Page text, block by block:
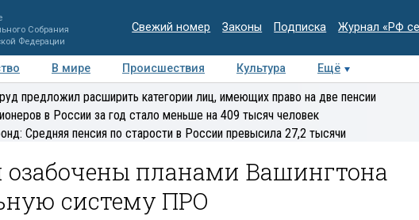
Собрания
Федерации
Свежий номер Законы Подписка Журнал «РФ
В мире Происшествия Культура
Ещё
Регионы Медиацентр Интервью Колумнисты
предложил расширить категории лиц, имеющих право на две пенсии
в России за год стало меньше на 409 тысяч человек
Средняя пенсия по старости в России превысила 27,2 тысячи
планами Вашингтона
систему ПРО